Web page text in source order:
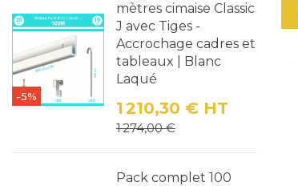
-5%
mètres cimaise Classic
J avec Tiges -
Accrochage cadres et
tableaux | Blanc
Laqué
Prix
1 210,30 € HT
Prix de base
1 274,00 €
Pack complet 100